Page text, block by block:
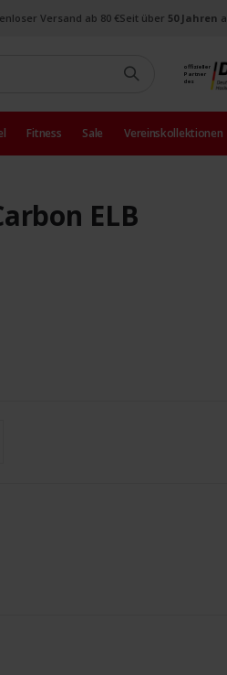
Versand ab 80 €Seit über 50 Jahren
offizieller
Partner
des
Fitness Sale Vereinskollektionen
ELB